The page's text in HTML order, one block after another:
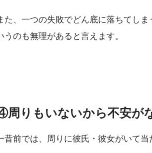
た、一つの失敗でどん底に落ちてし
うのも無理があると言えます。
周りもいないから不安が
昔前では、周りに彼氏・彼女がいて当